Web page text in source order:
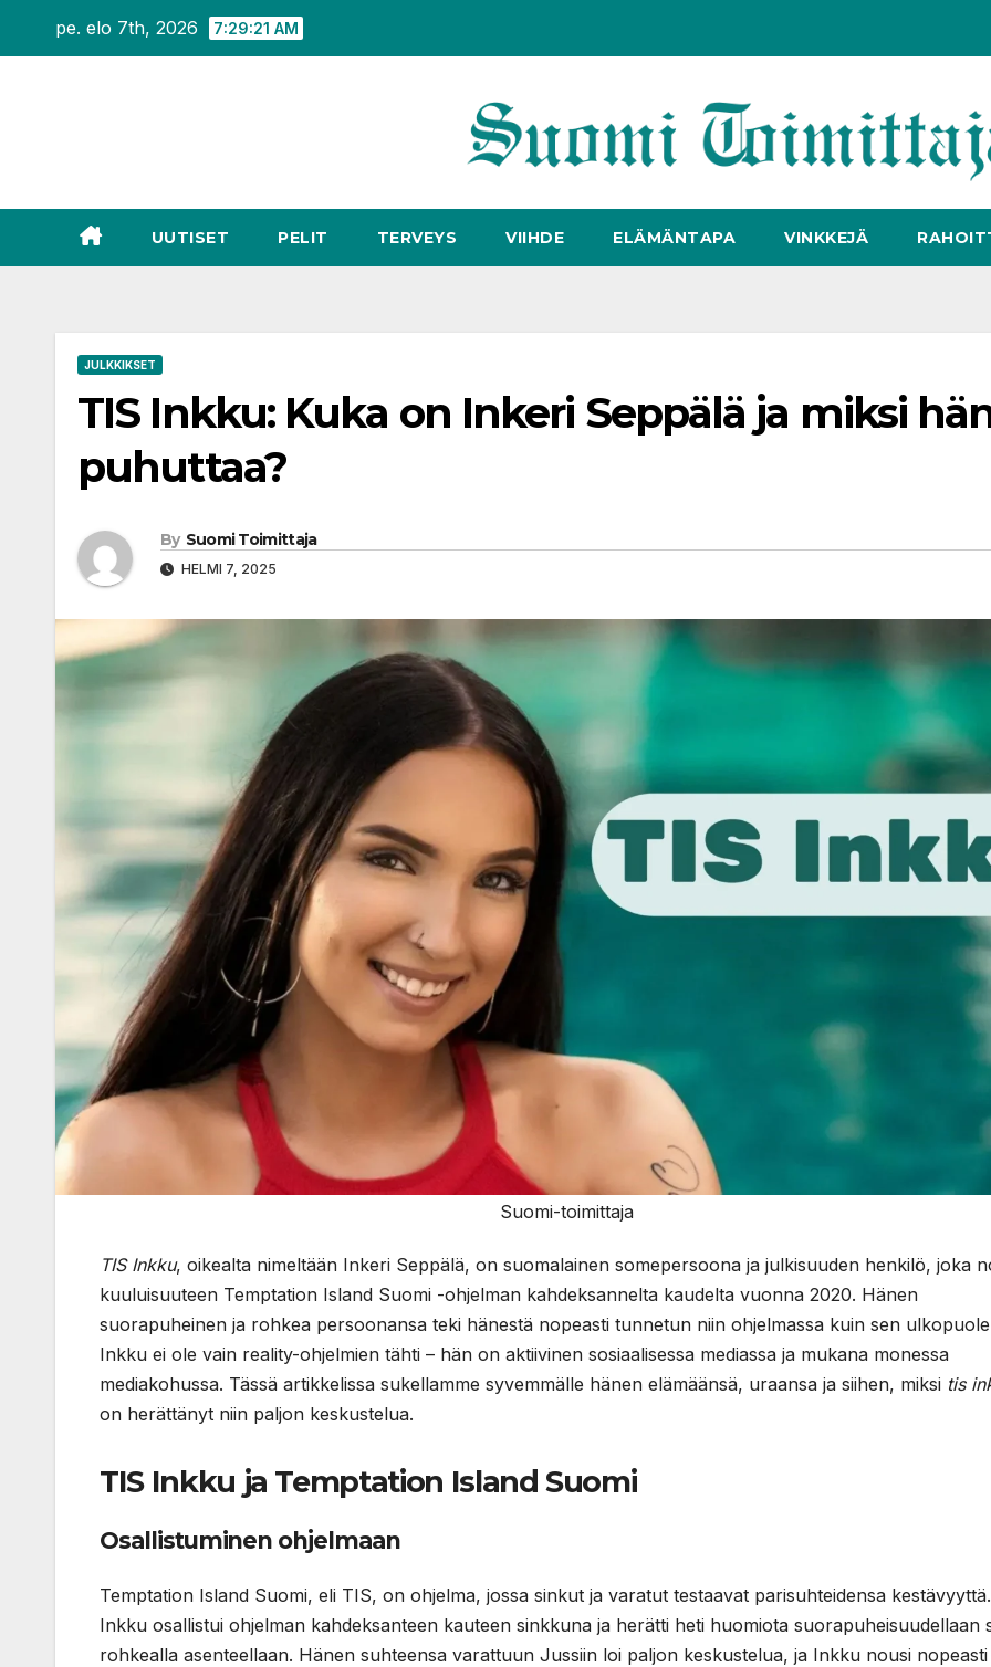
pe. elo 7th, 2026 7:29:22 AM
UUTISET PELIT TERVEYS VIIHDE ELÄMÄNTAPA VINKKEJÄ
JULKKIKSET
TIS Inkku: Kuka on Inkeri Seppälä ja miksi
puhuttaa?
By Suomi Toimittaja
HELMI 7, 2025
Suomi-toimittaja
TIS Inkku, oikealta nimeltään Inkeri Seppälä, on suomalainen somepersoona ja julkisuuden henkilö, joka
kuuluisuuteen Temptation Island Suomi -ohjelman kahdeksannelta kaudelta vuonna 2020. Hänen
suorapuheinen ja rohkea persoonansa teki hänestä nopeasti tunnetun niin ohjelmassa kuin sen
Inkku ei ole vain reality-ohjelmien tähti – hän on aktiivinen sosiaalisessa mediassa ja mukana monessa
mediakohussa. Tässä artikkelissa sukellamme syvemmälle hänen elämäänsä, uraansa ja siihen, miksi tis
on herättänyt niin paljon keskustelua.
TIS Inkku ja Temptation Island Suomi
Osallistuminen ohjelmaan
Temptation Island Suomi, eli TIS, on ohjelma, jossa sinkut ja varatut testaavat parisuhteidensa kestävyyttä.
Inkku osallistui ohjelman kahdeksanteen kauteen sinkkuna ja herätti heti huomiota suorapuheisuudellaan
rohkealla asenteellaan. Hänen suhteensa varattuun Jussiin loi paljon keskustelua, ja Inkku nousi nopeasti